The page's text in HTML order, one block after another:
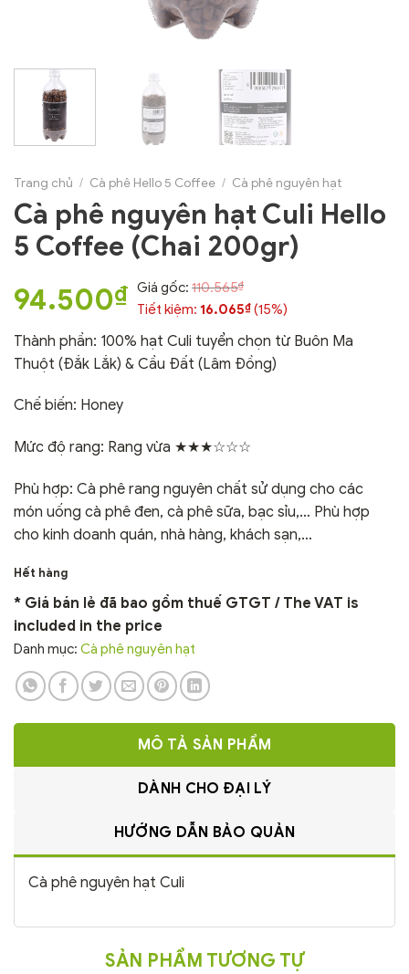
Trang chủ / Cà phê Hello 5 Coffee / Cà phê nguyên hạt
Cà phê nguyên hạt Culi Hello
5 Coffee (Chai 200gr)
94.500₫ Giá gốc: 110.565₫
Tiết kiệm: 16.065₫ (15%)
Thành phần: 100% hạt Culi tuyển chọn từ Buôn Ma
Thuột (Đắk Lắk) & Cầu Đất (Lâm Đồng)
Chế biến: Honey
Mức độ rang: Rang vừa ★★★☆☆☆
Phù hợp: Cà phê rang nguyên chất sử dụng cho các
món uống cà phê đen, cà phê sữa, bạc sỉu,… Phù hợp
cho kinh doanh quán, nhà hàng, khách sạn,…
Hết hàng
* Giá bán lẻ đã bao gồm thuế GTGT / The VAT is
included in the price
Danh mục: Cà phê nguyên hạt
MÔ TẢ SẢN PHẨM
DÀNH CHO ĐẠI LÝ
HƯỚNG DẪN BẢO QUẢN
Cà phê nguyên hạt Culi
SẢN PHẨM TƯƠNG TỰ